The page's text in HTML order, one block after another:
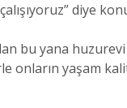
diye
bu yana
yaşam